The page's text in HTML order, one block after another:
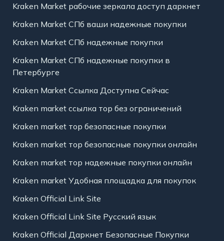
Kraken Market рабочие зеркала доступ даркнет
Kraken Market СПб ваши надежные покупки
Kraken Market СПб надежные покупки
Kraken Market СПб надежные покупки в
Петербурге
Kraken Market Ссылка Доступна Сейчас
Kraken market ссылка тор без ограничений
Kraken market тор безопасные покупки
Kraken market тор безопасные покупки онлайн
Kraken market тор надежные покупки онлайн
Kraken market Удобная площадка для покупок
Kraken Official Link Site
Kraken Official Link Site Русский язык
Kraken Official Даркнет Безопасные Покупки